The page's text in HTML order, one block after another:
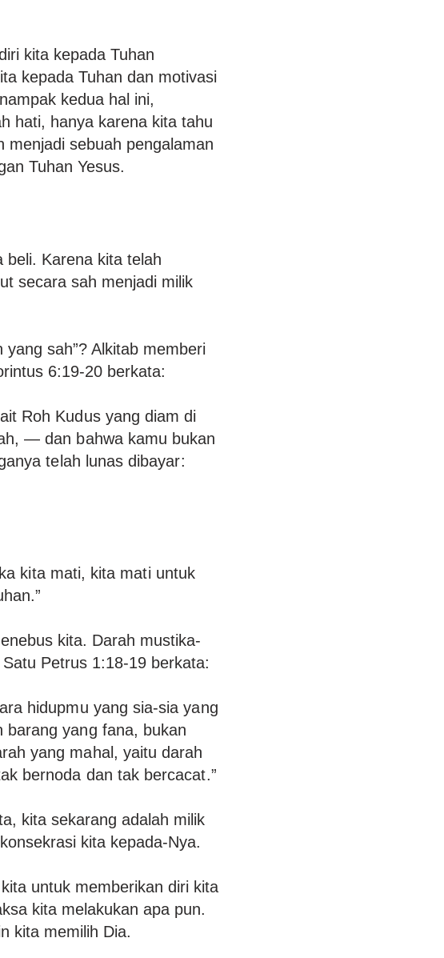
kita kepada Tuhan
kepada Tuhan dan motivasi
kedua hal ini,
hati, hanya karena kita tahu
menjadi sebuah pengalaman
Tuhan Yesus.
beli. Karena kita telah
secara sah menjadi milik
sah”? Alkitab memberi
6:19-20 berkata:
Roh Kudus yang diam di
— dan bahwa kamu bukan
telah lunas dibayar:
kita mati, kita mati untuk
kita. Darah mustika-
Petrus 1:18-19 berkata:
hidupmu yang sia-sia yang
barang yang fana, bukan
yang mahal, yaitu darah
bernoda dan tak bercacat.”
kita sekarang adalah milik
kita kepada-Nya.
untuk memberikan diri kita
kita melakukan apa pun.
kita memilih Dia.